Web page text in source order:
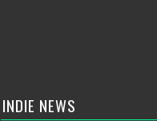
INDIE NEWS